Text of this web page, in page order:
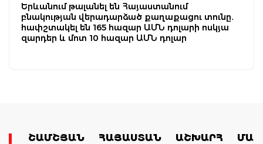
Երևանում թալանել են Հայաստանում
բնակության վերադարձած քաղաքացու տունը․
հափշտակել են 165 հազար ԱՄՆ դոլարի ոսկյա
զարդեր և մոտ 10 հազար ԱՄՆ դոլար
ՇԱՄՇՅԱՆ ՀԱՅԱՍՏԱՆ ԱՇԽԱՐՀ